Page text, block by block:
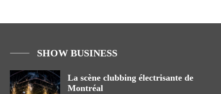
SHOW BUSINESS
La scène clubbing électrisante de
Montréal